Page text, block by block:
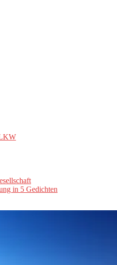
in 5 Gedichten